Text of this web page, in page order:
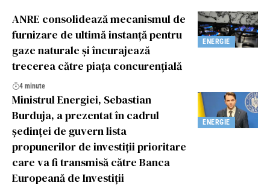
ENERGIE
ANRE consolidează mecanismul de
furnizare de ultimă instanță pentru
gaze naturale și încurajează
trecerea către piața concurențială
4 minute
ENERGIE
Ministrul Energiei, Sebastian
Burduja, a prezentat în cadrul
ședinței de guvern lista
propunerilor de investiții prioritare
care va fi transmisă către Banca
Europeană de Investiții